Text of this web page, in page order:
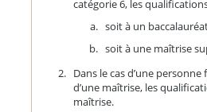
catégorie 6, les
soit à un
soit à une maîtrise
Dans le cas d’une
d’une maîtrise, les
maîtrise.